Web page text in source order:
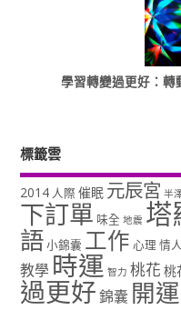
學習轉變過更好：轉
標籤雲
2014 人際 催眠 元辰宮 半
下訂單 味全 地震 塔
語小錦囊 工作 心理 情
教學 時運 智力 桃花 桃
過更好錦囊 開運